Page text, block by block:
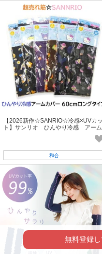
【2026新作☆SANRIO☆冷感×UVカッ
ト】サンリオ ひんやり冷感 アーム
和合
無料登録